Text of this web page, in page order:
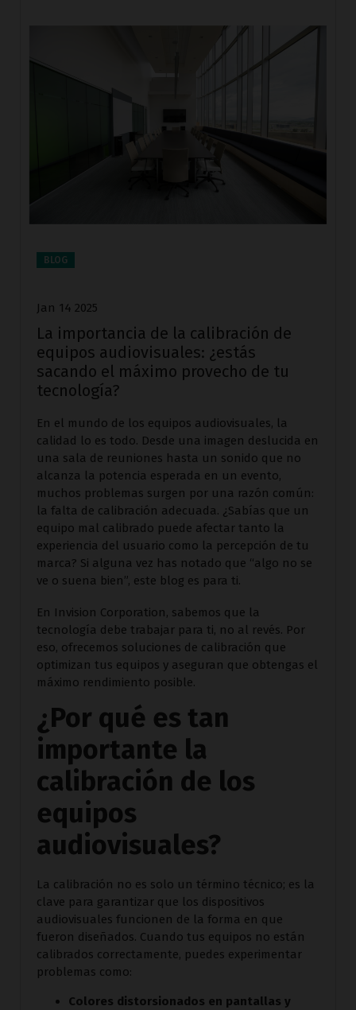
BLOG
Jan 14 2025
La importancia de la calibración de
equipos audiovisuales: ¿estás
sacando el máximo provecho de tu
tecnología?
En el mundo de los equipos audiovisuales, la
calidad lo es todo. Desde una imagen deslucida en
una sala de reuniones hasta un sonido que no
alcanza la potencia esperada en un evento,
muchos problemas surgen por una razón común:
la falta de calibración adecuada. ¿Sabías que un
equipo mal calibrado puede afectar tanto la
experiencia del usuario como la percepción de tu
marca? Si alguna vez has notado que “algo no se
ve o suena bien”, este blog es para ti.
En Invision Corporation, sabemos que la
tecnología debe trabajar para ti, no al revés. Por
eso, ofrecemos soluciones de calibración que
optimizan tus equipos y aseguran que obtengas el
máximo rendimiento posible.
¿Por qué es tan
importante la
calibración de los
equipos
audiovisuales?
La calibración no es solo un término técnico; es la
clave para garantizar que los dispositivos
audiovisuales funcionen de la forma en que
fueron diseñados. Cuando tus equipos no están
calibrados correctamente, puedes experimentar
problemas como:
Colores distorsionados en pantallas y